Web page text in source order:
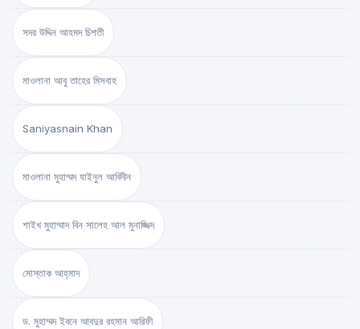
সদর উদ্দিন আহমদ চিশতী
মাওলানা আবু তাহের মিসবাহ
Saniyasnain Khan
মাওলানা মুহাম্মদ যাইনুল আবিদীন
শাইখ মুহাম্মাদ বিন সালেহ আল মুনাজ্জিদ
মোস্তাক আহ্‌মাদ
ড. মুহাম্মদ ইবনে আবদুর রহমান আরিফী